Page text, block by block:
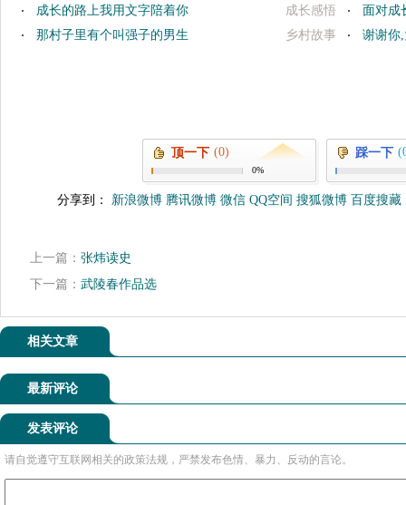
成长感悟
成长的路上我用文字陪着你
乡村故事
那村子里有个叫强子的男生
面对成
谢谢你
顶一下 (0)
0%
踩一下
分享到： 新浪微博 腾讯微博 微信 QQ空间 搜狐微博 百度搜藏
上一篇： 张炜读史
下一篇： 武陵春作品选
相关文章
最新评论
发表评论
请自觉遵守互联网相关的政策法规，严禁发布色情、暴力、反动的言论。